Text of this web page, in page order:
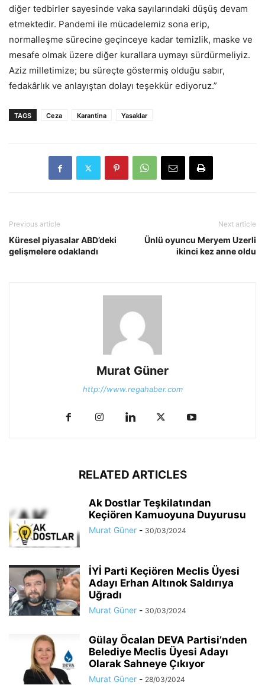
diğer tedbirler sayesinde vaka sayılarındaki düşüş devam
etmektedir. Pandemi ile mücadelemiz sona erip,
normalleşme sürecine geçinceye kadar temizlik, maske ve
mesafe olmak üzere diğer kurallara uymayı sürdürmeliyiz.
Aziz milletimize; bu süreçte göstermiş olduğu sabır,
fedakârlık ve anlayıştan dolayı teşekkür ediyoruz.”
TAGS Ceza Karantina Yasaklar
Previous article
Küresel piyasalar ABD’deki
gelişmelere odaklandı
Next article
Ünlü oyuncu Meryem Uzerli
ikinci kez anne oldu
Murat Güner
http://www.regahaber.com
RELATED ARTICLES
Ak Dostlar Teşkilatından
Keçiören Kamuoyuna Duyurusu
Murat Güner - 30/03/2024
İYİ Parti Keçiören Meclis Üyesi
Adayı Erhan Altınok Saldırıya
Uğradı
Murat Güner - 30/03/2024
Gülay Öcalan DEVA Partisi’nden
Belediye Meclis Üyesi Adayı
Olarak Sahneye Çıkıyor
Murat Güner - 28/03/2024